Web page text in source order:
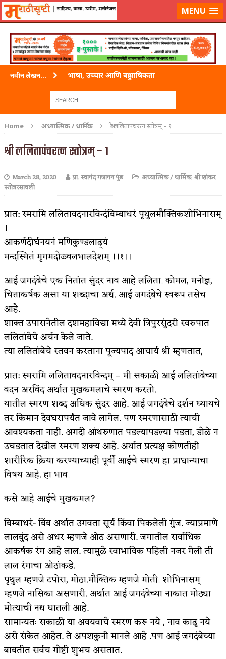
लॉग-इन करा|लेखक नोंदणी कराMENU
नवीन लेखन... भाषा, उच्चार आणि बहुभाषिकता
ताम्र – एक अफलातून धातू (COPPER)
अशी एक कविता लिहू इच्छिते
पाटलाची विहीर
पुस्तके बदलायची आहेत तुम्हाला!
किती घोषणांचा पाऊस होता
कसं हुईन तं हू माय…
काळजाचे प्रेत
चमकदार चांदी
आदिवासींचा डॉक्टर, समाजसेवेचा ध्यास : डॉ. राहुल
४ जुलै – इतिहासात घडलेल्या महत्त्वाच्या घटना
सुवर्ण – झळाळी
‘अर्थ’पूर्ण हास्य
अष्टपैलू : खंडू रांगणेकर
Home अध्यात्मिक / धार्मिक श्री ललितापंचरत्न स्तोत्रम् – १
श्री ललितापंचरत्न स्तोत्रम् – १
March 28, 2020 प्रा. स्वानंद गजानन पुंड अध्यात्मिक / धार्मिक,श्री शांकर
स्तोत्ररसावली
प्रात: स्मरामि ललितावदनारविन्दंबिम्बाधरं पृथुलमौक्तिकशोभिनासम्
।
आकर्णदीर्घनयनं मणिकुण्डलाढ़्यं
मन्दस्मितं मृगमदोज्ज्वलभालदेशम् ।।१।।
आई जगदंबेचे एक नितांत सुंदर नाव आहे ललिता. कोमल, मनोज्ञ,
चित्ताकर्षक असा या शब्दाचा अर्थ. आई जगदंबेचे स्वरूप तसेच
आहे.
शाक्त उपासनेतील दशमहाविद्या मध्ये देवी त्रिपुरसुंदरी स्वरुपात
ललितांबेचे अर्चन केले जाते.
त्या ललितांबेचे स्तवन करताना पूज्यपाद आचार्य श्री म्हणतात,
प्रात: स्मरामि ललितावदनारविन्दम् – मी सकाळी आई ललितांबेच्या
वदन अरविंद अर्थात मुखकमलाचे स्मरण करतो.
यातील स्मरण शब्द अधिक सुंदर आहे. आई जगदंबेचे दर्शन घ्यायचे
तर किमान देवघरापर्यंत जावे लागेल. पण स्मरणासाठी त्याची
आवश्यकता नाही. अगदी आंथरुणात पडल्यापडल्या पडता, डोळे न
उघडतात देखील स्मरण शक्य आहे. अर्थात प्रत्यक्ष कोणतीही
शारीरिक क्रिया करण्याच्याही पूर्वी आईचे स्मरण हा प्राधान्याचा
विषय आहे. हा भाव.
कसे आहे आईचे मुखकमल?
बिम्बाधरं- बिंब अर्थात उगवता सूर्य किंवा पिकलेली गुंज. ज्याप्रमाणे
लालबुंद असे अधर म्हणजे ओठ असणारी. जगातील सर्वाधिक
आकर्षक रंग आहे लाल. त्यामुळे स्वाभाविक पहिली नजर गेली ती
लाल रंगाचा ओठांकडे.
पृथुल म्हणजे टपोरा, मोठा.मौक्तिक म्हणजे मोती. शोभिनासम्
म्हणजे नासिका असणारी. अर्थात आई जगदंबेच्या नाकात मोठ्या
मोत्याची नथ घातली आहे.
सामान्यतः सकाळी या अवयवाचे स्मरण करू नये , नाव काढू नये
असे संकेत आहेत. ते अपशकुनी मानले आहे .पण आई जगदंबेच्या
बाबतीत सर्वच गोष्टी शुभच असतात.